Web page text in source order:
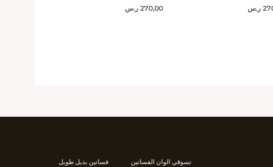
ر.س 270,00 ر.س
تسوقي الوان الفساتين
فساتين بذيل طويل